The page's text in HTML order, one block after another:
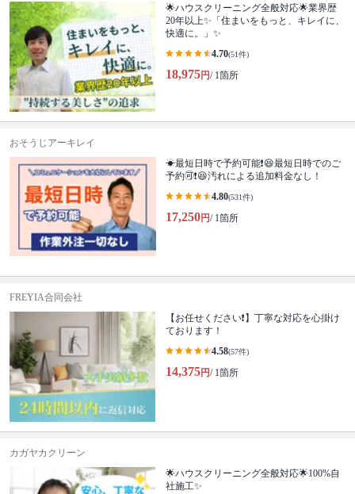
🌟ハウスクリーニング全般対応🌟業界歴
20年以上✨「住まいをもっと、キレイに、
快適に。」✨
4.70(51件)
18,975円/ 1箇所
おそうじアーキレイ
☀最短日時で予約可能❗😆最短日時でのご
予約🉑❗️😆汚れによる追加料金なし！
4.80(531件)
17,250円/ 1箇所
FREYIA合同会社
【お任せください❗️】丁寧な対応を心掛け
ております！
4.58(57件)
14,375円/ 1箇所
カガヤカクリーン
🌟ハウスクリーニング全般対応🌟100%自
社施工✨